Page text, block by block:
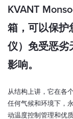
KVANT
箱，可以保护
仪）免受恶劣
影响。
从结构上讲，它在各
任何气候和环境下，
动温度控制管理和优